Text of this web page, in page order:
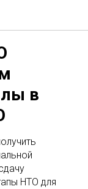
в
НТО для